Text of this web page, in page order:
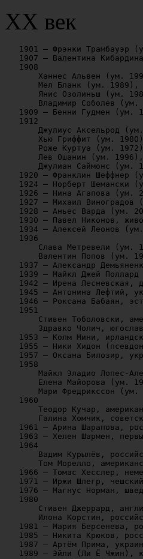
XX век
1901 — Фрэнки Трамбауэр
1907 — Валентина
   1908
Ханнес Альвен (ум.
Мел Бланк (ум.
Янис Озолиньш (ум.
Владимир Соболев
1909 — Бенни Гудмен (ум.
   1912
Джулиус Аксельрод
Хью Гриффит (ум.
Роже Куртуа (ум.
Лев Ошанин (ум.
Джулиан Саймонс (ум.
1920 — Франклин Шеффнер
1924 — Норберт Шемански
1926 — Нина Агапова (ум.
1927 — Михаил Виноградов
1928 — Аньес Варда (ум.
1930 — Павел Никонов,
1934 — Алексей Леонов
   1936
Слава Метревели (ум.
Валентин Попов (ум.
1937 — Александр
1939 — Майкл Джей
1942 — Ирена Лесневская,
1945 — Антонина Лефтий,
1946 — Роксана Бабаян,
   1951
Стивен Тоболовски,
Здравко Чолич,
1953 — Колм Мини,
1955 — Ники Хидон
1957 — Оксана Билозир,
   1958
Майкл Эладио Лопес-
Елена Майорова (ум.
Мари Фредрикссон
   1960
Теодор Кучар,
Галина Хомчик,
1961 — Арина Шарапова,
1963 — Хелен Шармен,
   1964
Вадим Курылёв,
Том Морелло,
1966 — Томас Хесслер,
1971 — Иржи Шлегр,
1976 — Магнус Норман,
   1980
Стивен Джеррард,
Илона Корстин,
1981 — Мария Берсенева,
1985 — Никита Крюков,
1987 — Артём Прима,
1989 — Эйли (Ли Ё Чжин),